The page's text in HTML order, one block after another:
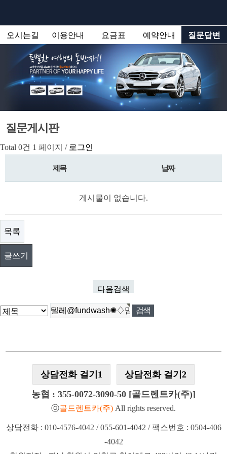
오시는길 이용안내 요금표 예약안내 질문답변
질문게시판
Total 0건 1 페이지 / 로그인
제목 날짜
게시물이 없습니다.
목록
글쓰기
다음검색
상담전화 걸기1
상담전화 걸기2
농협 : 355-0072-3090-50 [골드렌트카(주)]
ⓒ골드렌트카(주) All rights reserved.
상담전화 : 010-4576-4042 / 055-601-4042 / 팩스번호 : 0504-406
-4042